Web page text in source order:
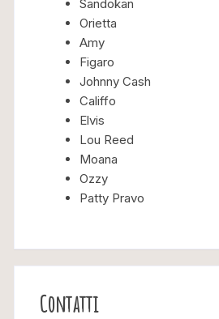
Sandokan
Orietta
Amy
Figaro
Johnny Cash
Califfo
Elvis
Lou Reed
Moana
Ozzy
Patty Pravo
Contatti